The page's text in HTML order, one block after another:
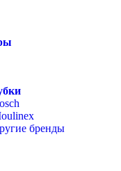
бренды